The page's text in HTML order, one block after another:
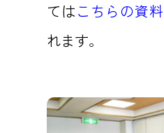
てはこちらの資料
れます。